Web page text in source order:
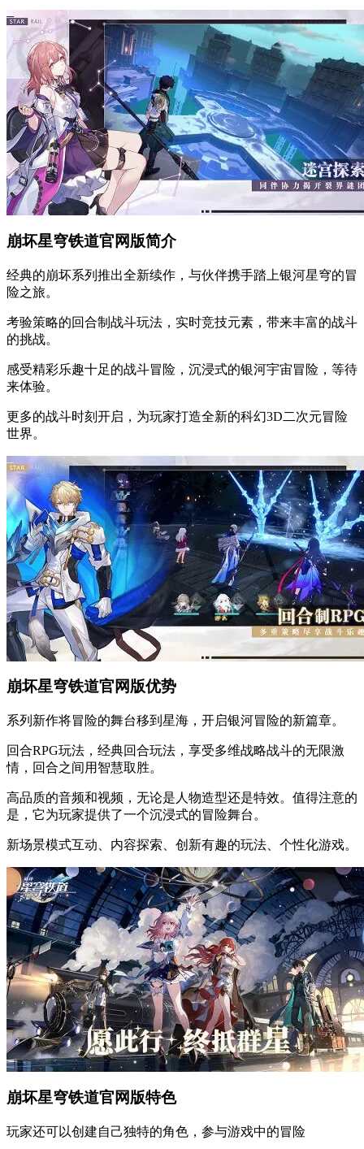
崩坏星穹铁道官网版简介
经典的崩坏系列推出全新续作，与伙伴携手踏上银河星穹的冒
险之旅。
考验策略的回合制战斗玩法，实时竞技元素，带来丰富的战斗
的挑战。
感受精彩乐趣十足的战斗冒险，沉浸式的银河宇宙冒险，等待
来体验。
更多的战斗时刻开启，为玩家打造全新的科幻3D二次元冒险
世界。
崩坏星穹铁道官网版优势
系列新作将冒险的舞台移到星海，开启银河冒险的新篇章。
回合RPG玩法，经典回合玩法，享受多维战略战斗的无限激
情，回合之间用智慧取胜。
高品质的音频和视频，无论是人物造型还是特效。值得注意的
是，它为玩家提供了一个沉浸式的冒险舞台。
新场景模式互动、内容探索、创新有趣的玩法、个性化游戏。
崩坏星穹铁道官网版特色
玩家还可以创建自己独特的角色，参与游戏中的冒险